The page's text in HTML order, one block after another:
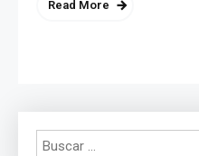
Read More